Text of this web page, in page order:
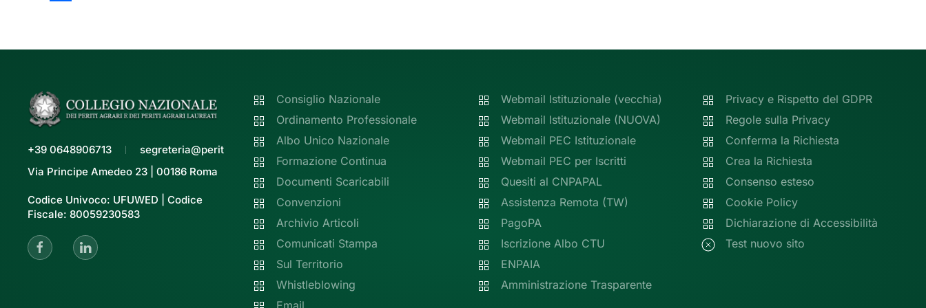
+39 0648906713
segreteria@peritiagrari.it
Via Principe Amedeo 23 | 00186 Roma
Codice Univoco: UFUWED | Codice
Fiscale: 80059230583
Consiglio Nazionale
Ordinamento Professionale
Albo Unico Nazionale
Formazione Continua
Documenti Scaricabili
Convenzioni
Archivio Articoli
Comunicati Stampa
Sul Territorio
Whistleblowing
Email
Webmail Istituzionale (vecchia)
Webmail Istituzionale (NUOVA)
Webmail PEC Istituzionale
Webmail PEC per Iscritti
Quesiti al CNPAPAL
Assistenza Remota (TW)
PagoPA
Iscrizione Albo CTU
ENPAIA
Amministrazione Trasparente
Privacy e Rispetto del GDPR
Regole sulla Privacy
Conferma la Richiesta
Crea la Richiesta
Consenso esteso
Cookie Policy
Dichiarazione di Accessibilità
Test nuovo sito